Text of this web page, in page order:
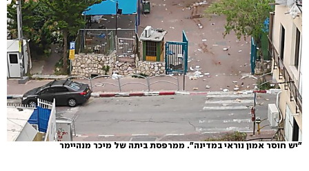
"יש חוסר אמון נוראי במדינה". ממרפסת ביתה של מיכר מנהיימר